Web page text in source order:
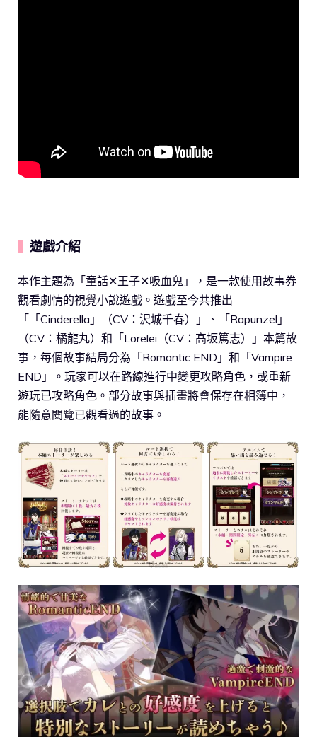
遊戲介紹
本作主題為「童話✕王子✕吸血鬼」，是一款使用故事券
觀看劇情的視覺小說遊戲。遊戲至今共推出
「「Cinderella」（CV：沢城千春）」、「Rapunzel」
（CV：橘龍丸）和「Lorelei（CV：髙坂篤志）」本篇故
事，每個故事結局分為「Romantic END」和「Vampire
END」。玩家可以在路線進行中變更攻略角色，或重新
遊玩已攻略角色。部分故事與插畫將會保存在相簿中，
能隨意閱覽已觀看過的故事。